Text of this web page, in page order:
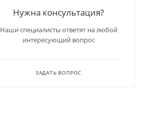
Нужна консультация?
Наши специалисты ответят на любой
интересующий вопрос
ЗАДАТЬ ВОПРОС